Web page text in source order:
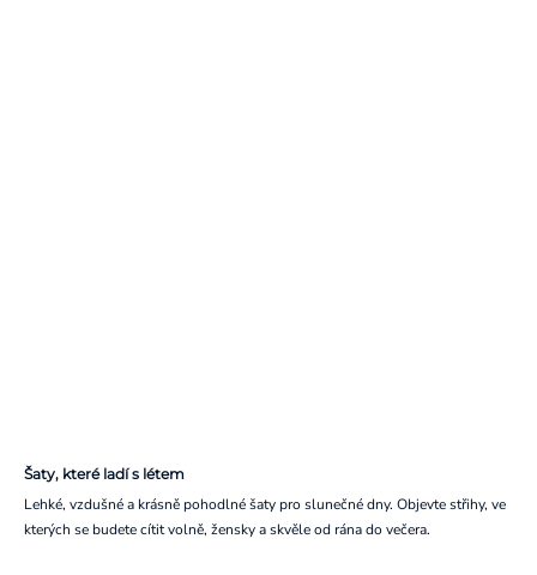
Šaty, které ladí s létem
Lehké, vzdušné a krásně pohodlné šaty pro slunečné dny. Objevte střihy, ve
kterých se budete cítit volně, žensky a skvěle od rána do večera.